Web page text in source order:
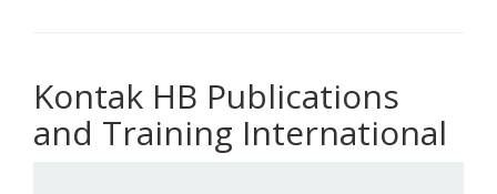
Kontak HB Publications
and Training International